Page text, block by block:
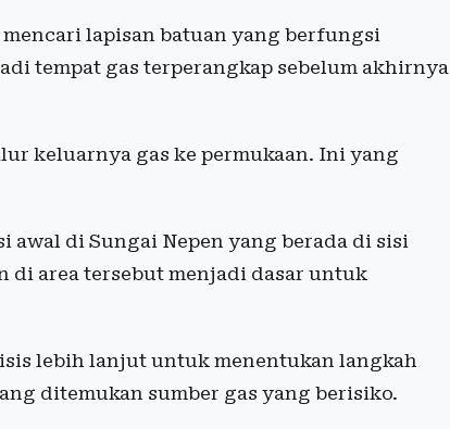
lapisan batuan yang berfungsi
tempat gas terperangkap sebelum akhirnya
keluarnya gas ke permukaan. Ini yang
awal di Sungai Nepen yang berada di sisi
di area tersebut menjadi dasar untuk
lebih lanjut untuk menentukan langkah
ditemukan sumber gas yang berisiko.